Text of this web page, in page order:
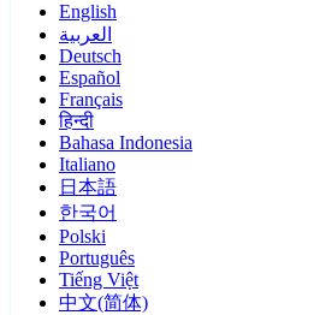
English
العربية
Deutsch
Español
Français
हिन्दी
Bahasa Indonesia
Italiano
日本語
한국어
Polski
Português
Tiếng Việt
中文(简体)